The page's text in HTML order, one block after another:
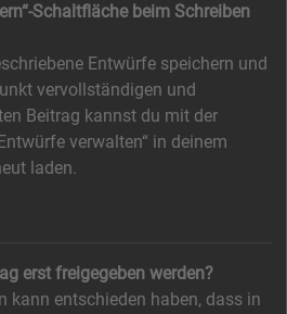
Schaltfläche beim Schreiben
Entwürfe speichern und
vervollständigen und
Beitrag kannst du mit der
verwalten“ in deinem
laden.
erst freigegeben werden?
kann entschieden haben, dass in